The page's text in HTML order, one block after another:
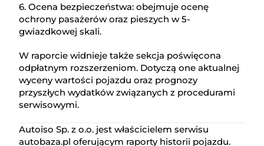
6. Ocena bezpieczeństwa: obejmuje ocenę
ochrony pasażerów oraz pieszych w 5-
gwiazdkowej skali.
W raporcie widnieje także sekcja poświęcona
odpłatnym rozszerzeniom. Dotyczą one aktualnej
wyceny wartości pojazdu oraz prognozy
przyszłych wydatków związanych z procedurami
serwisowymi.
Autoiso Sp. z o.o. jest właścicielem serwisu
autobaza.pl oferującym raporty historii pojazdu.